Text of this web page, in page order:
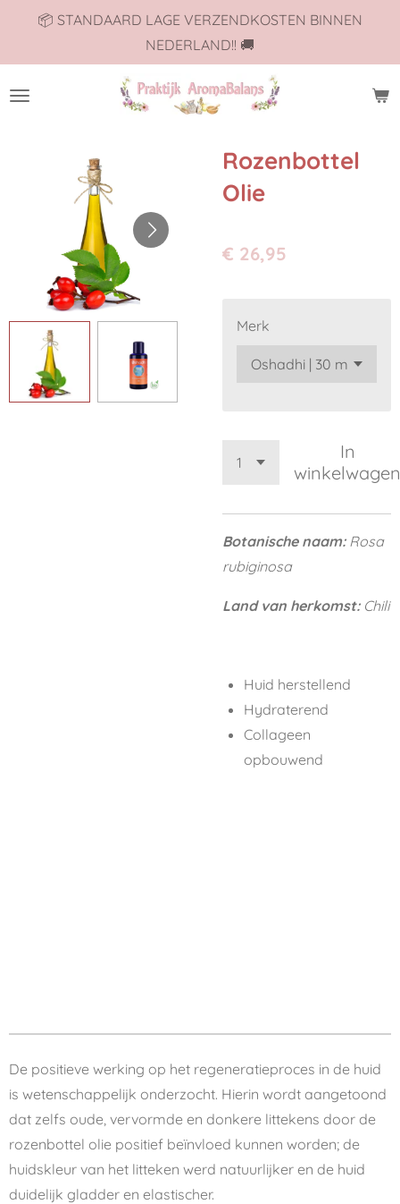
de
📦 STANDAARD LAGE VERZENDKOSTEN BINNEN
NEDERLAND!! 🚚
Rozenbottel
Olie
€ 26,95
Merk
In
winkelwagen
Botanische naam:Rosa
rubiginosa
Land van herkomst:Chili
Huid herstellend
Hydraterend
Collageen
opbouwend
De positieve werking op het regeneratieproces in de huid
is wetenschappelijk onderzocht. Hierin wordt aangetoond
dat zelfs oude, vervormde en donkere littekens door de
rozenbottel olie positief beïnvloed kunnen worden; de
huidskleur van het litteken werd natuurlijker en de huid
duidelijk gladder en elastischer.